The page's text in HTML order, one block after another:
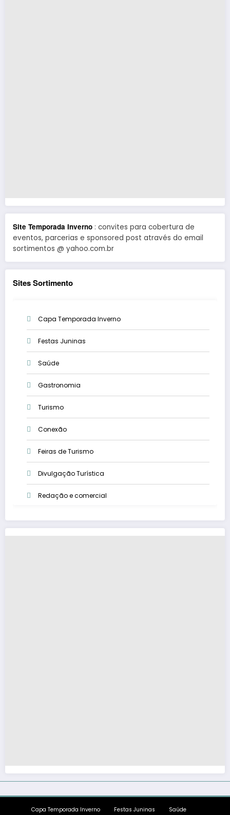
Site Temporada Inverno : convites para cobertura de
eventos, parcerias e sponsored post através do email
sortimentos @ yahoo.com.br
Sites Sortimento
Capa Temporada Inverno
Festas Juninas
Saúde
Gastronomia
Turismo
Conexão
Feiras de Turismo
Divulgação Turística
Redação e comercial
Capa Temporada Inverno Festas Juninas Saúde